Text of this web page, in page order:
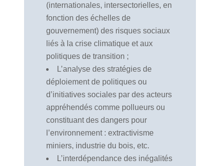
(internationales, intersectorielles, en
fonction des échelles de
gouvernement) des risques sociaux
liés à la crise climatique et aux
politiques de transition ;
L’analyse des stratégies de
déploiement de politiques ou
d’initiatives sociales par des acteurs
appréhendés comme pollueurs ou
constituant des dangers pour
l’environnement : extractivisme
miniers, industrie du bois, etc.
L’interdépendance des inégalités